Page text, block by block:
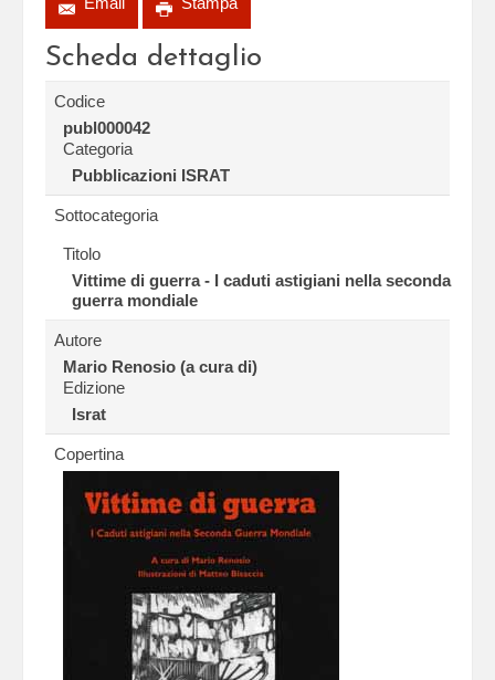
Scheda dettaglio
Codice
publ000042
Categoria
Pubblicazioni ISRAT
Sottocategoria
Titolo
Vittime di guerra - I caduti astigiani nella seconda
guerra mondiale
Autore
Mario Renosio (a cura di)
Edizione
Israt
Copertina